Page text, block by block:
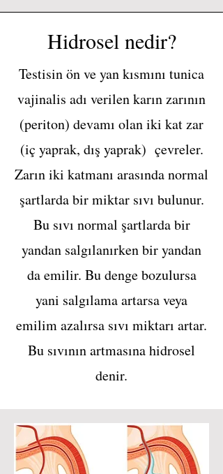
Hidrosel nedir?
Testisin ön ve yan kısmını tunica
vajinalis adı verilen karın zarının
(periton) devamı olan iki kat zar
(iç yaprak, dış yaprak) çevreler.
Zarın iki katmanı arasında normal
şartlarda bir miktar sıvı bulunur.
Bu sıvı normal şartlarda bir
yandan salgılanırken bir yandan
da emilir. Bu denge bozulursa
yani salgılama artarsa veya
emilim azalırsa sıvı miktarı artar.
Bu sıvının artmasına hidrosel
denir.